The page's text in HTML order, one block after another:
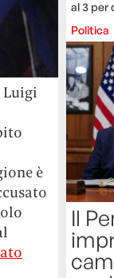
Luigi
è
al 3 per
Politica
Il